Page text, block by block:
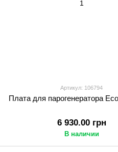
Артикул: 106794
Плата для парогенератора
6 930.00 грн
В наличии